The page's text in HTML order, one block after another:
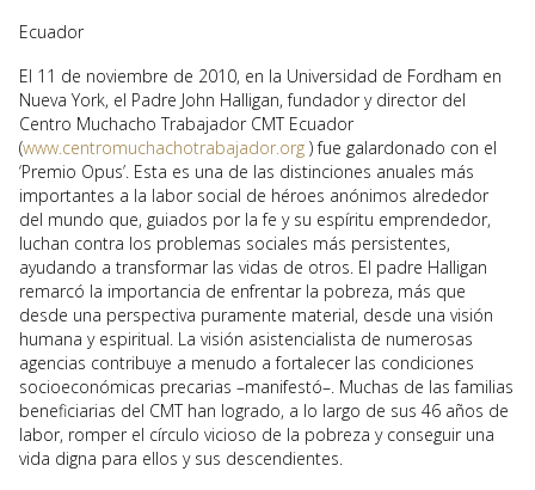
Ecuador
El 11 de noviembre de 2010, en la Universidad de Fordham en
Nueva York, el Padre John Halligan, fundador y director del
Centro Muchacho Trabajador CMT Ecuador
(www.centromuchachotrabajador.org ) fue galardonado con el
‘Premio Opus’. Esta es una de las distinciones anuales más
importantes a la labor social de héroes anónimos alrededor
del mundo que, guiados por la fe y su espíritu emprendedor,
luchan contra los problemas sociales más persistentes,
ayudando a transformar las vidas de otros. El padre Halligan
remarcó la importancia de enfrentar la pobreza, más que
desde una perspectiva puramente material, desde una visión
humana y espiritual. La visión asistencialista de numerosas
agencias contribuye a menudo a fortalecer las condiciones
socioeconómicas precarias –manifestó–. Muchas de las familias
beneficiarias del CMT han logrado, a lo largo de sus 46 años de
labor, romper el círculo vicioso de la pobreza y conseguir una
vida digna para ellos y sus descendientes.